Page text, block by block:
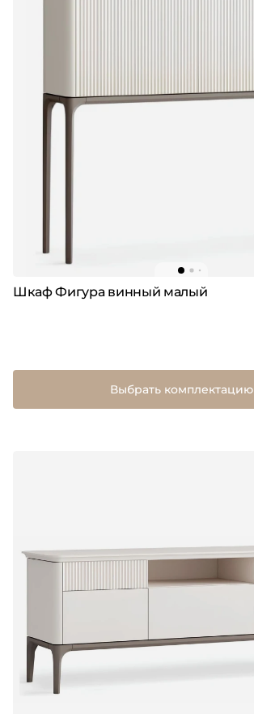
Шкаф Фигура винный малый
Выбрать комплектацию